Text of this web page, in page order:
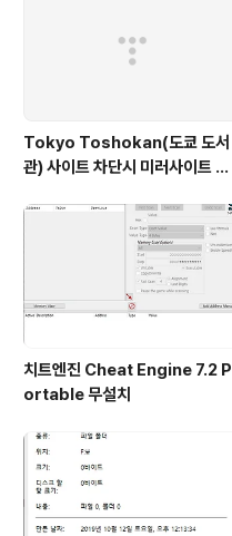
Tokyo Toshokan(도쿄 도서
관) 사이트 차단시 미러사이트 접
치트엔진 Cheat Engine 7.2 P
ortable 무설치